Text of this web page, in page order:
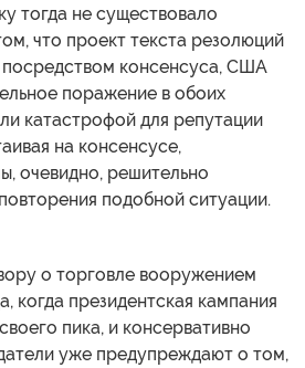
тогда не существовало
что проект текста резолюций
консенсуса, США
поражение в обоих
катастрофой для репутации
на консенсусе,
очевидно, решительно
подобной ситуации.
о торговле вооружением
когда президентская кампания
пика, и консервативно
уже предупреждают о том,